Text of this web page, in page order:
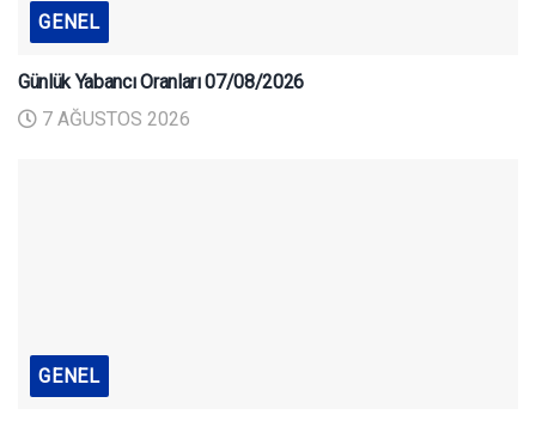
GENEL
Günlük Yabancı Oranları 07/08/2026
7 AĞUSTOS 2026
GENEL